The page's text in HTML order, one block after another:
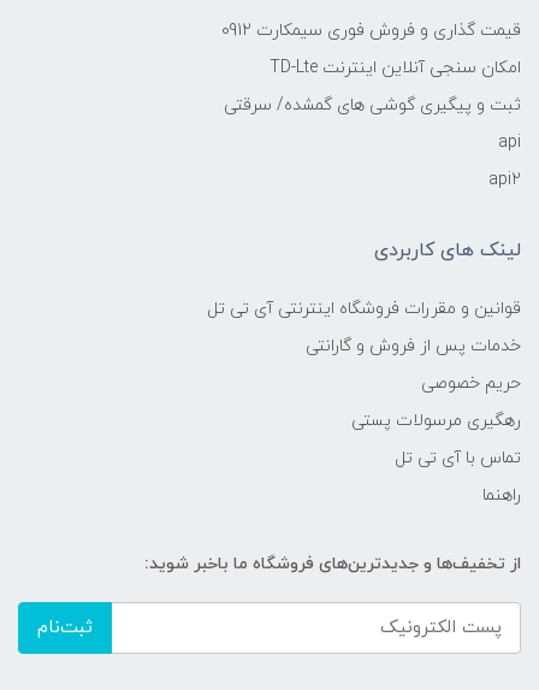
قیمت گذاری و فروش فوری سیمکارت 0912
امکان سنجی آنلاین اینترنت TD-Lte
ثبت و پیگیری گوشی های گمشده/ سرقتی
api
api2
لینک های کاربردی
قوانین و مقررات فروشگاه اینترنتی آی تی تل
خدمات پس از فروش و گارانتی
حریم خصوصی
رهگیری مرسولات پستی
تماس با آی تی تل
راهنما
از تخفیف‌ها و جدیدترین‌های فروشگاه ما باخبر شوید:
ثبت‌نام